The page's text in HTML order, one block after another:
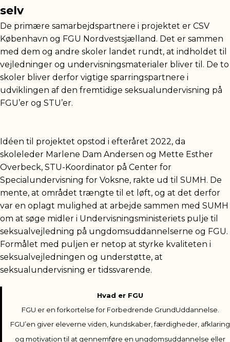
selv
De primære samarbejdspartnere i projektet er CSV
København og FGU Nordvestsjælland. Det er sammen
med dem og andre skoler landet rundt, at indholdet til
vejledninger og undervisningsmaterialer bliver til. De to
skoler bliver derfor vigtige sparringspartnere i
udviklingen af den fremtidige seksualundervisning på
FGU’er og STU’er.
Idéen til projektet opstod i efteråret 2022, da
skoleleder Marlene Dam Andersen og Mette Esther
Overbeck, STU-Koordinator på Center for
Specialundervisning for Voksne, rakte ud til SUMH. De
mente, at området trængte til et løft, og at det derfor
var en oplagt mulighed at arbejde sammen med SUMH
om at søge midler i Undervisningsministeriets pulje til
seksualvejledning på ungdomsuddannelserne og FGU.
Formålet med puljen er netop at styrke kvaliteten i
seksualvejledningen og understøtte, at
seksualundervisning er tidssvarende.
Hvad er FGU
FGU er en forkortelse for Forbedrende GrundUddannelse.
FGU’en giver eleverne viden, kundskaber, færdigheder, afklaring
og motivation til at gennemføre en ungdomsuddannelse eller